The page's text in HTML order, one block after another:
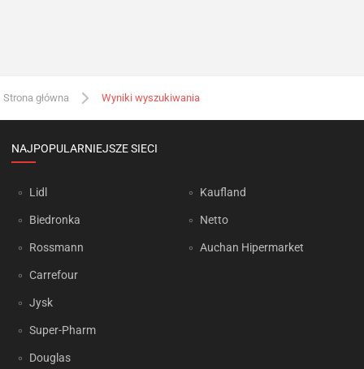
Strona główna Wyniki wyszukiwania
NAJPOPULARNIEJSZE SIECI
Lidl
Biedronka
Rossmann
Carrefour
Jysk
Super-Pharm
Douglas
Kaufland
Netto
Auchan Hipermarket